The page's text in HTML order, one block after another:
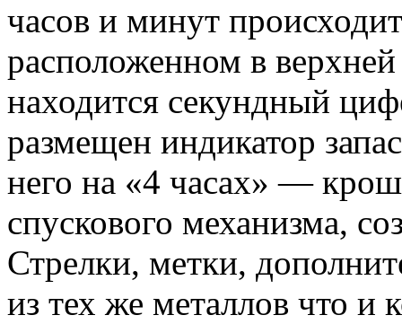
часов и минут
расположенном в
находится секундный
размещен индикатор
него на «4 часах» —
спускового механизма,
Стрелки, метки,
из тех же металлов что и